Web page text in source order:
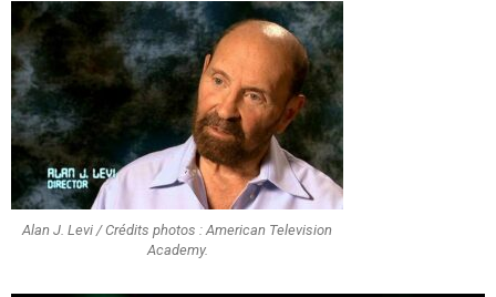
Alan J. Levi / Crédits photos : American Television
Academy.